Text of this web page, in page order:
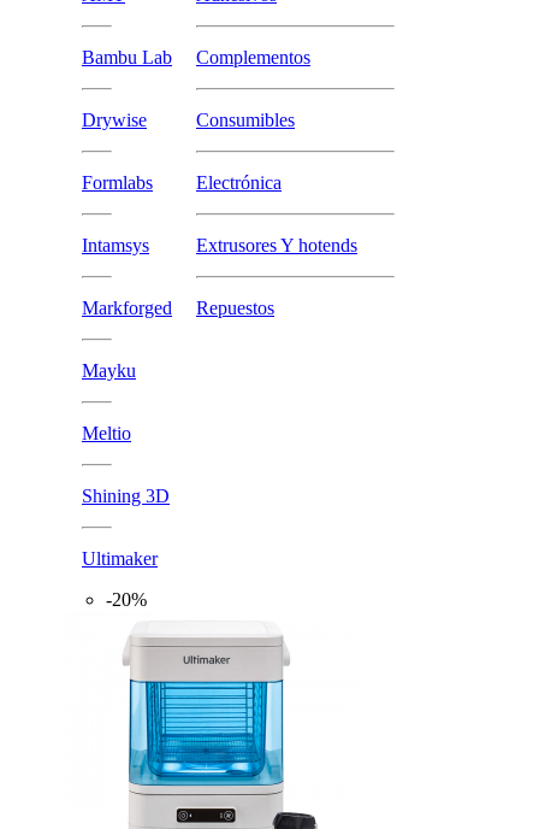
Bambu Lab
Drywise
Formlabs
Intamsys
Markforged
Mayku
Meltio
Shining 3D
Ultimaker
Complementos
Consumibles
Electrónica
Extrusores Y hotends
Repuestos
-20%